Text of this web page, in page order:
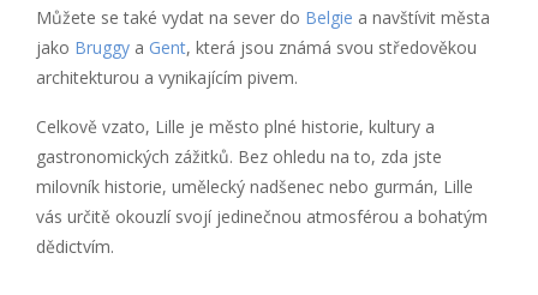
Můžete se také vydat na sever do Belgie a navštívit města
jako Bruggy a Gent, která jsou známá svou středověkou
architekturou a vynikajícím pivem.
Celkově vzato, Lille je město plné historie, kultury a
gastronomických zážitků. Bez ohledu na to, zda jste
milovník historie, umělecký nadšenec nebo gurmán, Lille
vás určitě okouzlí svojí jedinečnou atmosférou a bohatým
dědictvím.